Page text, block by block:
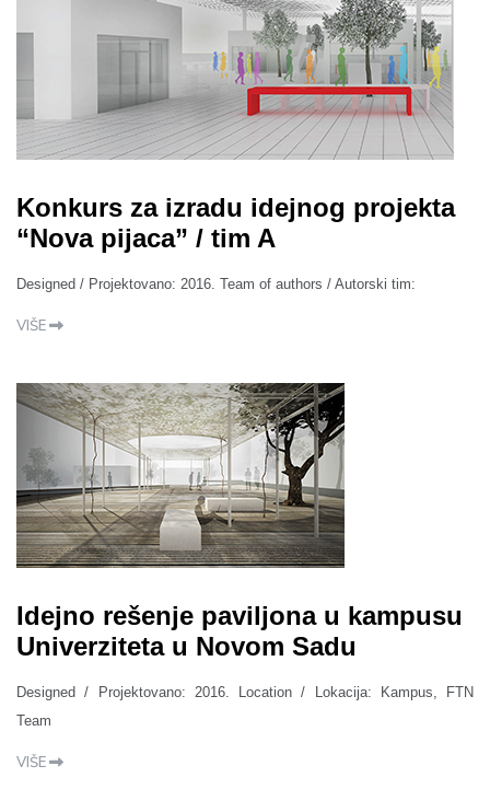
Konkurs za izradu idejnog projekta
“Nova pijaca” / tim A
Designed / Projektovano: 2016. Team of authors / Autorski tim:
VIŠE
Idejno rešenje paviljona u kampusu
Univerziteta u Novom Sadu
Designed / Projektovano: 2016. Location / Lokacija: Kampus, FTN
Team
VIŠE